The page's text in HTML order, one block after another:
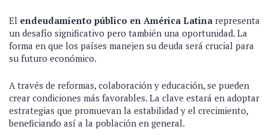
El endeudamiento público en América Latina representa
un desafío significativo pero también una oportunidad. La
forma en que los países manejen su deuda será crucial para
su futuro económico.
A través de reformas, colaboración y educación, se pueden
crear condiciones más favorables. La clave estará en adoptar
estrategias que promuevan la estabilidad y el crecimiento,
beneficiando así a la población en general.